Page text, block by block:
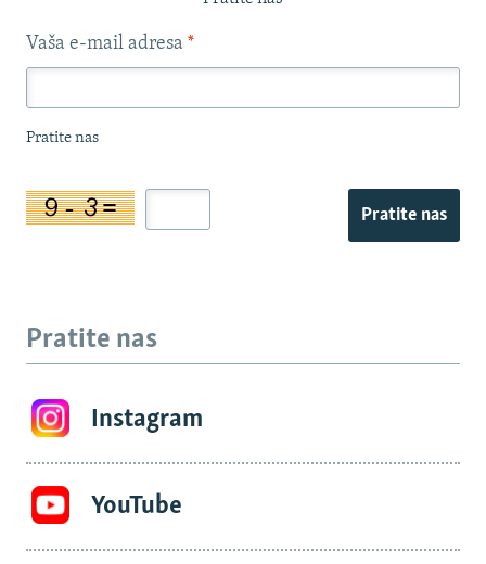
Vaša e-mail adresa *
Pratite nas
Pratite nas
Pratite nas
Instagram
YouTube